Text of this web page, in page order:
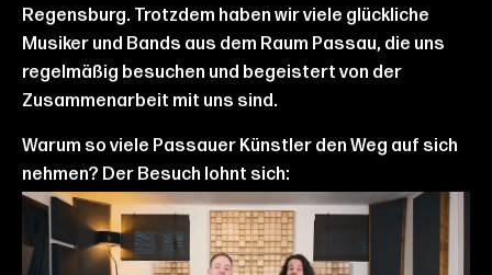
Regensburg. Trotzdem haben wir viele glückliche
Musiker und Bands aus dem Raum Passau, die uns
regelmäßig besuchen und begeistert von der
Zusammenarbeit mit uns sind.
Warum so viele Passauer Künstler den Weg auf sich
nehmen? Der Besuch lohnt sich: